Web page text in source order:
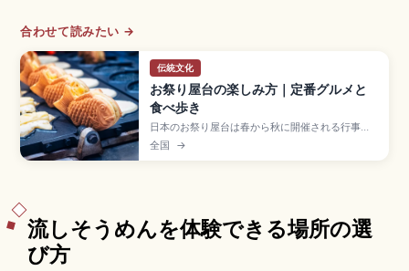
合わせて読みたい →
伝統文化
お祭り屋台の楽しみ方｜定番グルメと
食べ歩き
日本のお祭り屋台は春から秋に開催される行事で
並ぶ、食べ物や遊びの出店。りんご飴300〜500
円、焼きそば400〜600円、ベビーカステラ
全国 →
流しそうめんを体験できる場所の選
び方